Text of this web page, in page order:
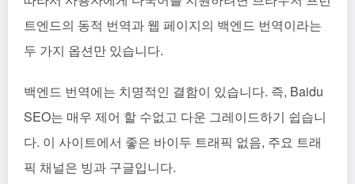
트엔드의 동적 번역과 웹 페이지의 백엔드 번역이라는
두 가지 옵션만 있습니다.
백엔드 번역에는 치명적인 결함이 있습니다. 즉, Baidu
SEO는 매우 제어 할 수없고 다운 그레이드하기 쉽습니
다. 이 사이트에서 좋은 바이두 트래픽 없음, 주요 트래
픽 채널은 빙과 구글입니다.